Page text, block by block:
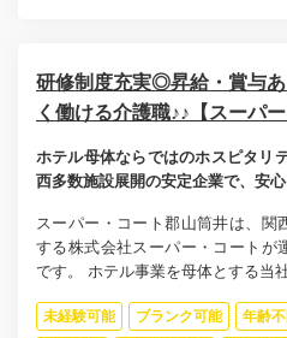
研修制度充実◎昇給・賞与
く働ける介護職♪♪【スーパ
ホテル母体ならではのホスピタリ
西多数施設展開の安定企業で、安
スーパー・コート郡山筒井は、関
する株式会社スーパー・コートが
です。 ホテル事業を母体とする当
未経験可能 ブランク可能 年齢